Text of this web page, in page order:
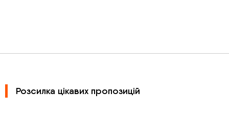
Розсилка цікавих пропозицій